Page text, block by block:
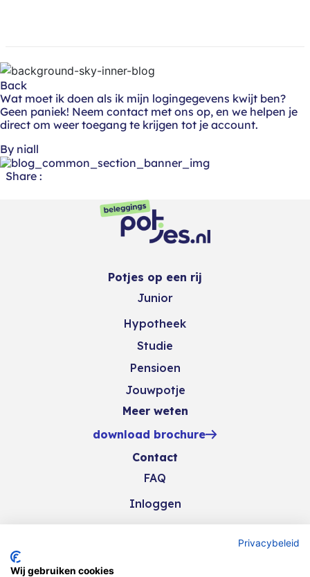
Back
Wat moet ik doen als ik mijn logingegevens kwijt ben?
Geen paniek! Neem contact met ons op, en we helpen je
direct om weer toegang te krijgen tot je account.
By niall
Share :
Potjes op een rij
Junior
Hypotheek
Studie
Pensioen
Jouwpotje
Meer weten
download brochure
Contact
FAQ
Inloggen
Privacybeleid
Wij gebruiken cookies